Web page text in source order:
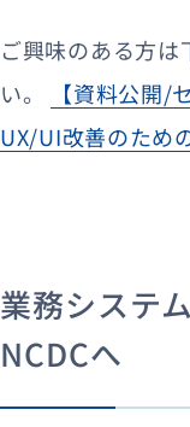
ご興味のある方は
い。
【資料公開/
UX/UI改善のため
業務システ
NCDCへ